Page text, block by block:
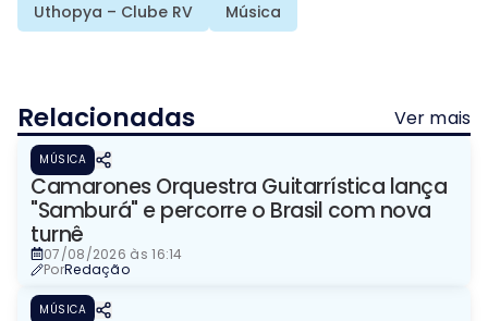
Uthopya – Clube RV Música
Relacionadas Ver mais
MÚSICA
Camarones Orquestra Guitarrística lança
"Samburá" e percorre o Brasil com nova
turnê
07/08/2026 às 16:14
PorRedação
MÚSICA